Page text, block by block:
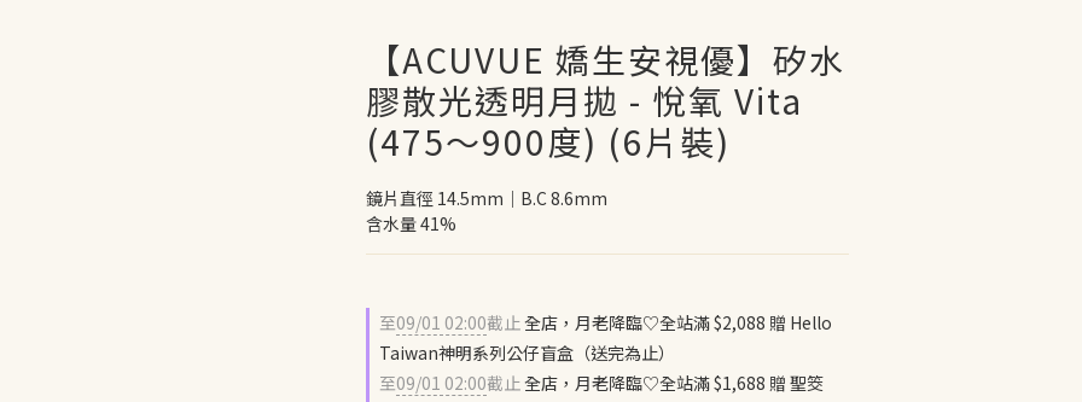
【ACUVUE 嬌生安視優】矽水
膠散光透明月拋 - 悅氧 Vita
(475～900度) (6片裝)
鏡片直徑 14.5mm｜B.C 8.6mm
含水量 41%
至09/01 02:00截止全店，月老降臨♡全站滿 $2,088 贈 Hello
Taiwan神明系列公仔盲盒（送完為止）
至09/01 02:00截止全店，月老降臨♡全站滿 $1,688 贈 聖筊